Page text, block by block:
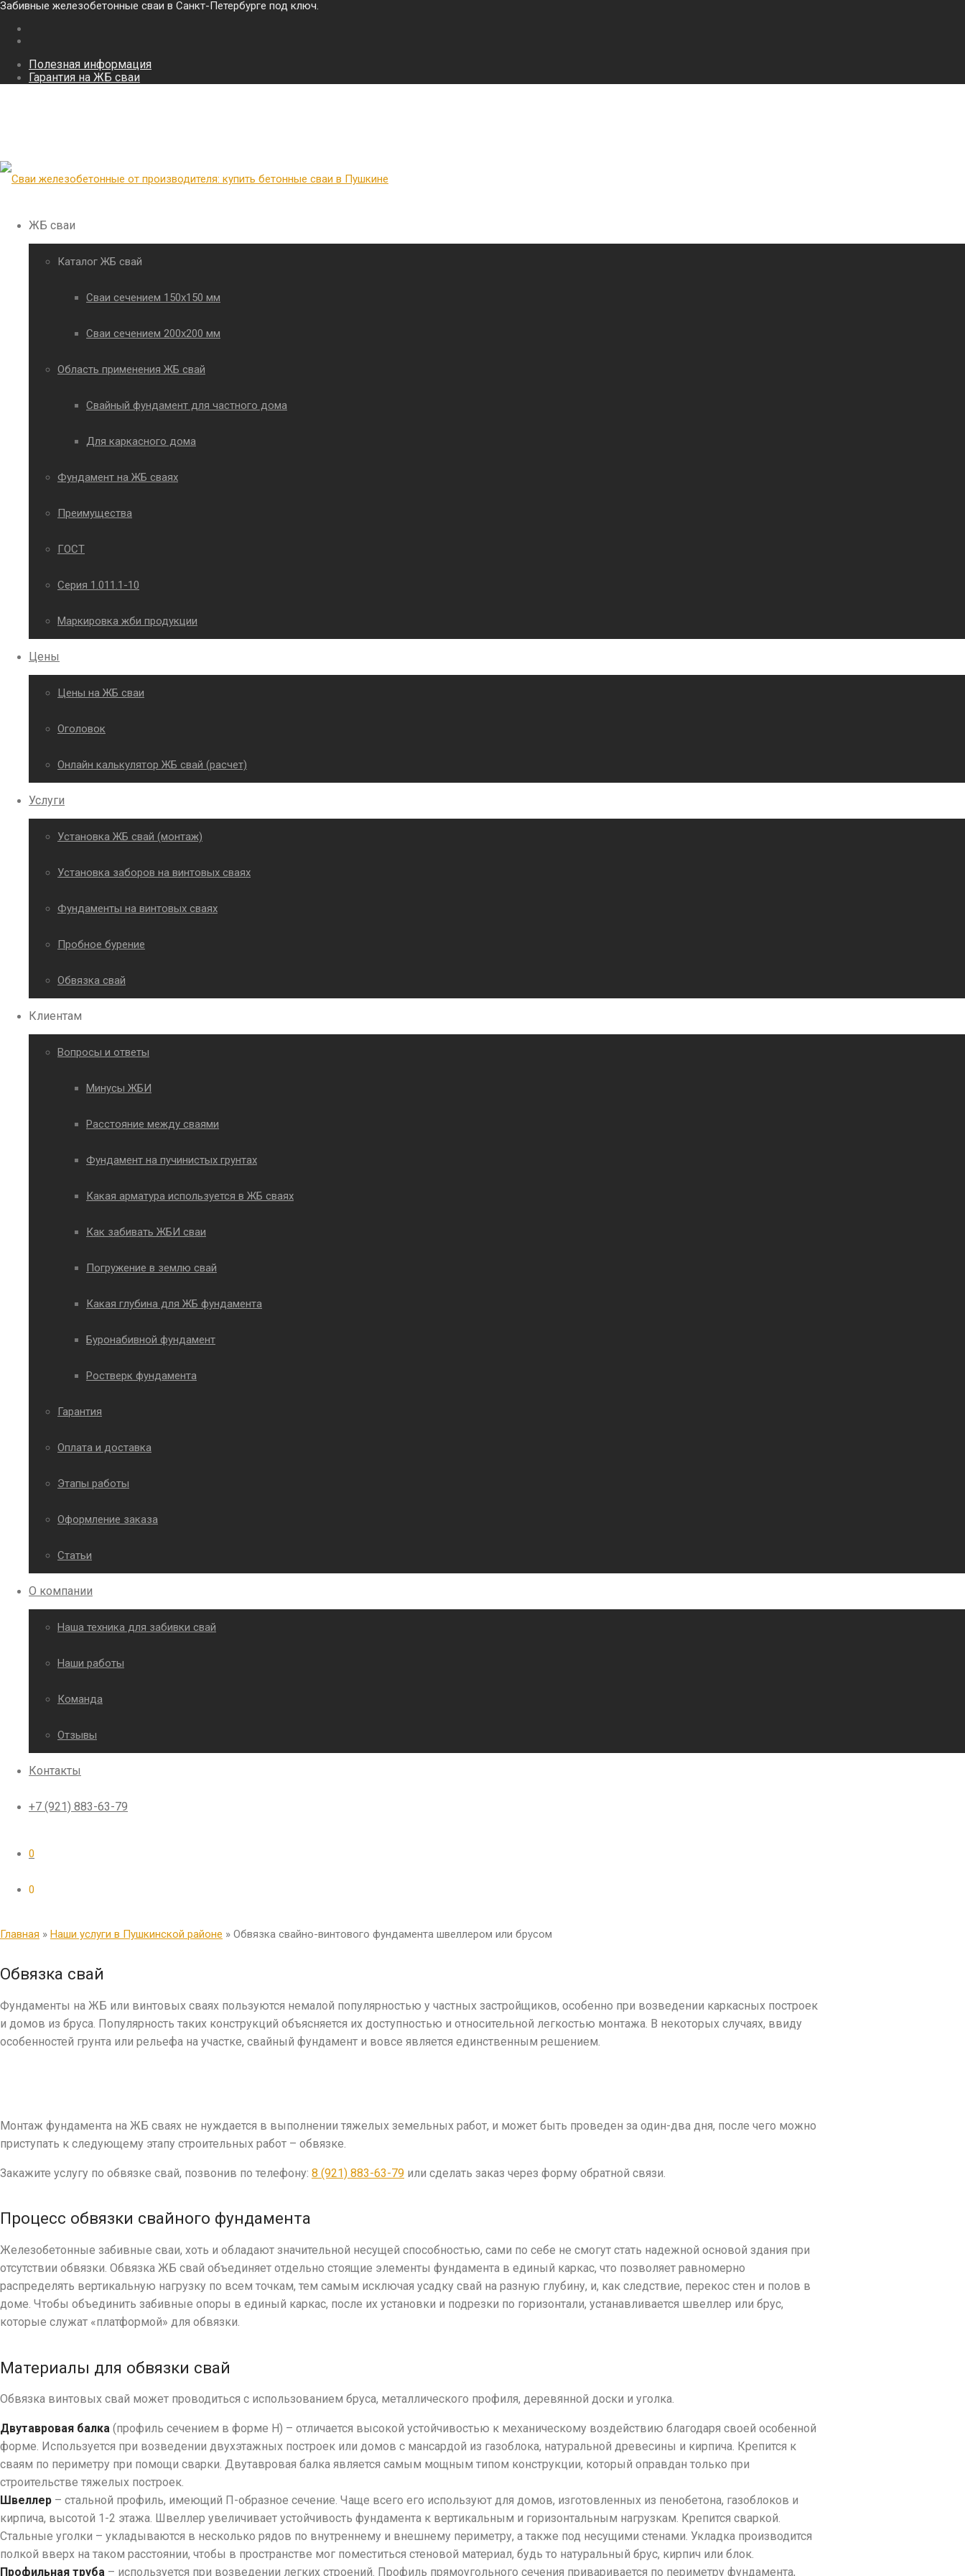
Забивные железобетонные сваи в Санкт-Петербурге под ключ.
Полезная информация
Гарантия на ЖБ сваи
ЖБ сваи
Каталог ЖБ свай
Сваи сечением 150х150 мм
Сваи сечением 200х200 мм
Область применения ЖБ свай
Свайный фундамент для частного дома
Для каркасного дома
Фундамент на ЖБ сваях
Преимущества
ГОСТ
Серия 1.011.1-10
Маркировка жби продукции
Цены
Цены на ЖБ сваи
Оголовок
Онлайн калькулятор ЖБ свай (расчет)
Услуги
Установка ЖБ свай (монтаж)
Установка заборов на винтовых сваях
Фундаменты на винтовых сваях
Пробное бурение
Обвязка свай
Клиентам
Вопросы и ответы
Минусы ЖБИ
Расстояние между сваями
Фундамент на пучинистых грунтах
Какая арматура используется в ЖБ сваях
Как забивать ЖБИ сваи
Погружение в землю свай
Какая глубина для ЖБ фундамента
Буронабивной фундамент
Ростверк фундамента
Гарантия
Оплата и доставка
Этапы работы
Оформление заказа
Статьи
О компании
Наша техника для забивки свай
Наши работы
Команда
Отзывы
Контакты
+7 (921) 883-63-79
0
0
Главная » Наши услуги в Пушкинской районе » Обвязка свайно-винтового фундамента швеллером или брусом
Обвязка свай
Фундаменты на ЖБ или винтовых сваях пользуются немалой популярностью у частных застройщиков, особенно при возведении каркасных построек
и домов из бруса. Популярность таких конструкций объясняется их доступностью и относительной легкостью монтажа. В некоторых случаях, ввиду
особенностей грунта или рельефа на участке, свайный фундамент и вовсе является единственным решением.
Монтаж фундамента на ЖБ сваях не нуждается в выполнении тяжелых земельных работ, и может быть проведен за один-два дня, после чего можно
приступать к следующему этапу строительных работ – обвязке.
Закажите услугу по обвязке свай, позвонив по телефону: 8 (921) 883-63-79 или сделать заказ через форму обратной связи.
Процесс обвязки свайного фундамента
Железобетонные забивные сваи, хоть и обладают значительной несущей способностью, сами по себе не смогут стать надежной основой здания при
отсутствии обвязки. Обвязка ЖБ свай объединяет отдельно стоящие элементы фундамента в единый каркас, что позволяет равномерно
распределять вертикальную нагрузку по всем точкам, тем самым исключая усадку свай на разную глубину, и, как следствие, перекос стен и полов в
доме. Чтобы объединить забивные опоры в единый каркас, после их установки и подрезки по горизонтали, устанавливается швеллер или брус,
которые служат «платформой» для обвязки.
Материалы для обвязки свай
Обвязка винтовых свай может проводиться с использованием бруса, металлического профиля, деревянной доски и уголка.
Двутавровая балка (профиль сечением в форме Н) – отличается высокой устойчивостью к механическому воздействию благодаря своей особенной
форме. Используется при возведении двухэтажных построек или домов с мансардой из газоблока, натуральной древесины и кирпича. Крепится к
сваям по периметру при помощи сварки. Двутавровая балка является самым мощным типом конструкции, который оправдан только при
строительстве тяжелых построек.
Швеллер – стальной профиль, имеющий П-образное сечение. Чаще всего его используют для домов, изготовленных из пенобетона, газоблоков и
кирпича, высотой 1-2 этажа. Швеллер увеличивает устойчивость фундамента к вертикальным и горизонтальным нагрузкам. Крепится сваркой.
Стальные уголки – укладываются в несколько рядов по внутреннему и внешнему периметру, а также под несущими стенами. Укладка производится
полкой вверх на таком расстоянии, чтобы в пространстве мог поместиться стеновой материал, будь то натуральный брус, кирпич или блок.
Профильная труба – используется при возведении легких строений. Профиль прямоугольного сечения приваривается по периметру фундамента,